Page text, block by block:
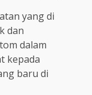
yang di
dan
dalam
kepada
baru di